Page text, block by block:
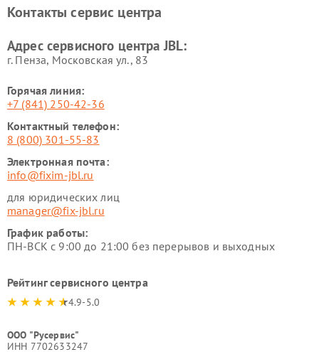
Контакты сервис центра
Адрес сервисного центра JBL:
г. Пенза, Московская ул., 83
Горячая линия:
+7 (841) 250-42-36
Контактный телефон:
8 (800) 301-55-83
Электронная почта:
info@fixim-jbl.ru
для юридических лиц
manager@fix-jbl.ru
График работы:
ПН-ВСК с 9:00 до 21:00 без перерывов и выходных
Рейтинг сервисного центра
4.9-5.0
ООО "Русервис"
ИНН 7702633247